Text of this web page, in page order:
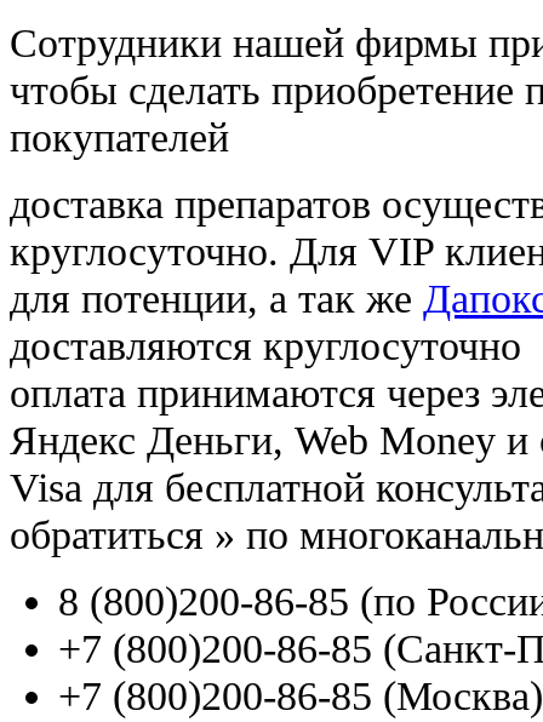
Cотрудники нашей фирмы
чтобы сделать приобретение
покупателей
доставка препаратов
круглосуточно. Для VIP
для потенции, а так же
доставляются круглосуточно
оплата принимаются через
Яндекс Деньги, Web Money и
Visa для бесплатной
обратиться » по
8 (800)200-86-85 (по
+7 (800)200-86-85 (Санкт-
+7 (800)200-86-85 (Москва)